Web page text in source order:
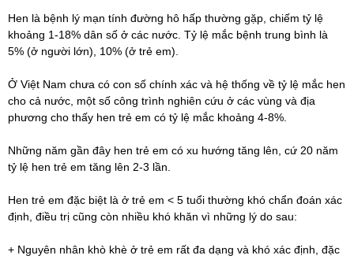
Hen là bệnh lý mạn tính đường hô hấp thường gặp, chiếm tỷ lệ
khoảng 1-18% dân số ở các nước. Tỷ lệ mắc bệnh trung bình là
5% (ở người lớn), 10% (ở trẻ em).
Ở Việt Nam chưa có con số chính xác và hệ thống về tỷ lệ mắc hen
cho cả nước, một số công trình nghiên cứu ở các vùng và địa
phương cho thấy hen trẻ em có tỷ lệ mắc khoảng 4-8%.
Những năm gần đây hen trẻ em có xu hướng tăng lên, cứ 20 năm
tỷ lệ hen trẻ em tăng lên 2-3 lần.
Hen trẻ em đặc biệt là ở trẻ em < 5 tuổi thường khó chẩn đoán xác
định, điều trị cũng còn nhiều khó khăn vì những lý do sau:
+ Nguyên nhân khò khè ở trẻ em rất đa dạng và khó xác định, đặc